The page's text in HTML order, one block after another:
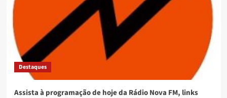
Destaques
Assista à programação de hoje da Rádio Nova FM, links